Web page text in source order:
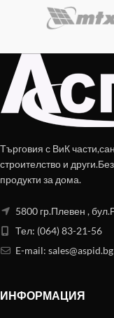
Търговия с ВиК
строителство и
продукти за дома.
5800 гр.Плевен ,
Тел: (064) 83-21-56
E-mail: sales@aspid.bg
ИНФОРМАЦИЯ